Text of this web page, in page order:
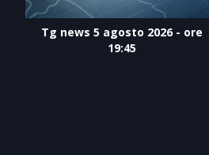
Tg news 5 agosto 2026 - ore
19:45